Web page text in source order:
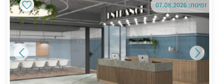
זמינות: 07.08.2026